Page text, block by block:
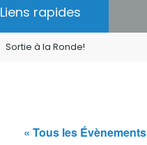
Liens rapides
Sortie à la Ronde!
« Tous les Évènements